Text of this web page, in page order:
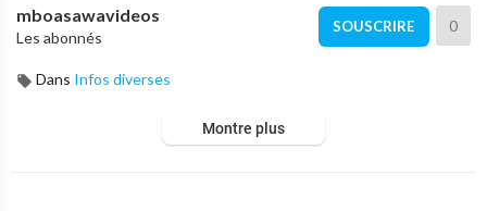
mboasawavideos
Les abonnés
SOUSCRIRE 0
Dans Infos diverses
Montre plus